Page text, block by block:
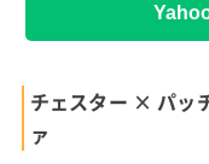
チェスター × パッ
ァ